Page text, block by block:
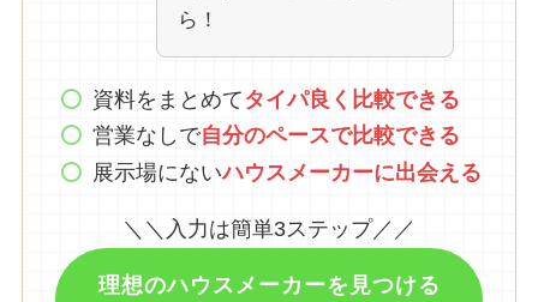
ら！
資料をまとめてタイパ良く比較できる
営業なしで自分のペースで比較できる
展示場にないハウスメーカーに出会える
＼＼入力は簡単3ステップ／／
理想のハウスメーカーを見つける